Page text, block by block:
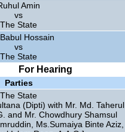
Amin
vs
The State
Hossain
vs
The State
For Hearing
Parties
The State
(Dipti) with Mr. Md. Taherul
and Mr. Chowdhury Shamsul
Ms.Sumaiya Binte Aziz,